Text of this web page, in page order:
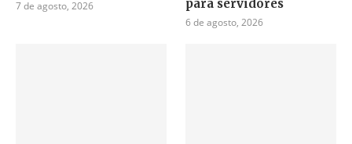
7 de agosto, 2026
para servidores
6 de agosto, 2026